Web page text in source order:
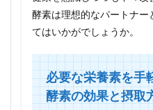
酵素は理想的なパートナ
てはいかがでしょうか。
必要な栄養素を手
酵素の効果と摂取